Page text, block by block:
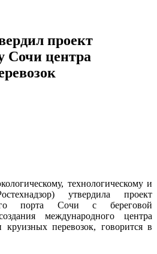
проект
Сочи центра
технологическому и
утвердила проект
порта Сочи с береговой
международного центра
перевозок, говорится в